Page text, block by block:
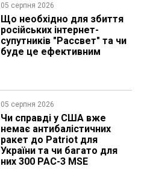
05 серпня 2026
Що необхідно для збиття
російських інтернет-
супутників "Рассвет" та чи
буде це ефективним
05 серпня 2026
Чи справді у США вже
немає антибалістичних
ракет до Patriot для
України та чи багато для
них 300 PAC-3 MSE